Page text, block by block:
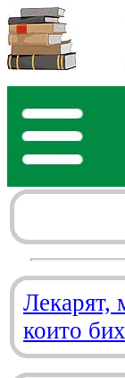
Лекарят,
които